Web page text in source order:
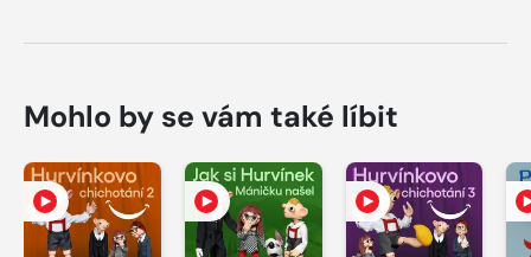
Mohlo by se vám také líbit